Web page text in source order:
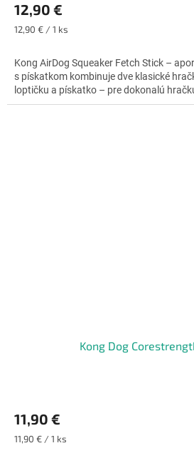
produktu
je
5,0
5
hviezdičiek.
12,90 €
Jednotková
12,90 € / 1 ks
Kong AirDog Squeaker Fetch Stick –
s pískatkom kombinuje dve klasické
loptičku a pískatko – pre dokonalú
Kong Dog
produktu
5,0
11,90 €
Jednotková
11,90 € / 1 ks